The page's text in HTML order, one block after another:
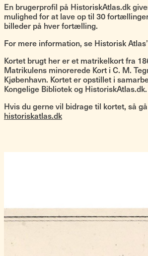
En brugerprofil på HistoriskAtlas.dk
mulighed for at lave op til 30
billeder på hver fortælling.
For mere information, se Historisk
Kortet brugt her er et matrikelkort fra
Matrikulens minorerede Kort i C. M.
Kjøbenhavn. Kortet er opstillet i
Kongelige Bibliotek og HistoriskAtlas.dk.
Hvis du gerne vil bidrage til kortet, så
historiskatlas.dk